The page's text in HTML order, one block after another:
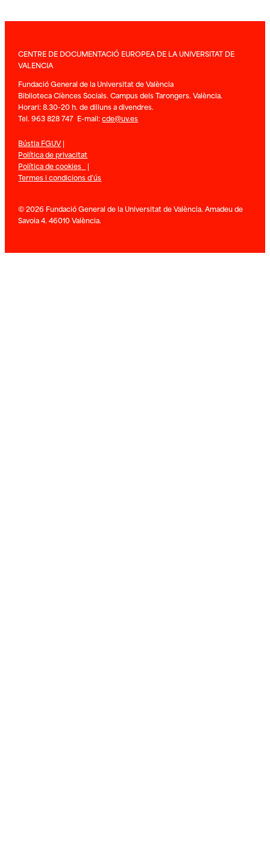
CENTRE DE DOCUMENTACIÓ EUROPEA DE LA UNIVERSITAT DE
VALENCIA
Fundació General de la Universitat de València
Biblioteca Ciènces Socials. Campus dels Tarongers. València.
Horari: 8.30-20 h. de dilluns a divendres.
Tel. 963 828 747 E-mail:cde@uv.es
Bústia FGUV|
Política de privacitat
Política de cookies |
Termes i condicions d’ús
© 2026 Fundació General de la Universitat de València. Amadeu de
Savoia 4. 46010 València.